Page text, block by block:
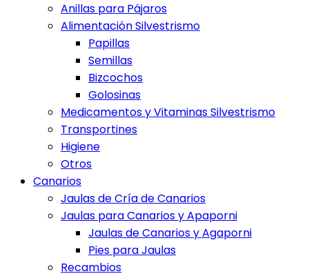
Anillas para Pájaros
Alimentación Silvestrismo
Papillas
Semillas
Bizcochos
Golosinas
Medicamentos y Vitaminas Silvestrismo
Transportines
Higiene
Otros
Canarios
Jaulas de Cría de Canarios
Jaulas para Canarios y Apaporni
Jaulas de Canarios y Agaporni
Pies para Jaulas
Recambios